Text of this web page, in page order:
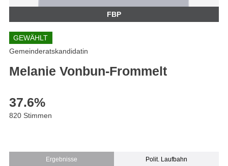
FBP
GEWÄHLT
Gemeinderatskandidatin
Melanie Vonbun-Frommelt
37.6%
820 Stimmen
Ergebnisse Polit. Laufbahn